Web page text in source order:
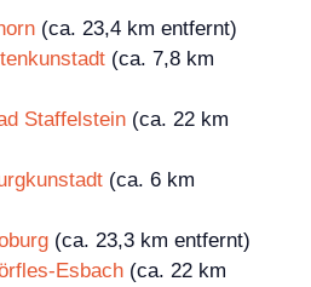
(ca. 23,4 km entfernt)
(ca. 7,8 km
Staffelstein (ca. 22 km
(ca. 6 km
(ca. 23,3 km entfernt)
Esbach (ca. 22 km